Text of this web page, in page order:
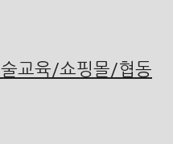
교육/쇼핑몰/협동